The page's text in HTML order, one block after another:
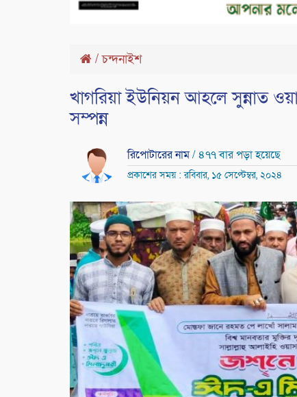
/চন্দনাইশ
খাগরিয়া ইউনিয়ন আহলে সুন্নাত
সম্পন্ন
রিপোটারের নাম/ ৪৭৭ বার পড়া হয়েছে
প্রকাশের সময় : রবিবার, ১৫ সেপ্টেম্বর, ২০২৪